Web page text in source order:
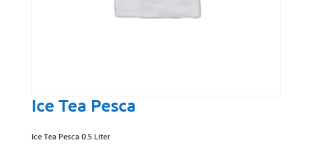
Ice Tea Pesca
Ice Tea Pesca 0.5 Liter